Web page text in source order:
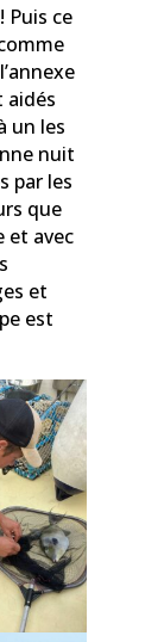
Puis ce
aidés
un les
nuit
par les
que
et avec
et
est